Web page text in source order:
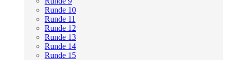
Runde 10
Runde 11
Runde 12
Runde 13
Runde 14
Runde 15